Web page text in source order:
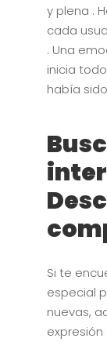
y plena .
cada
. Una
inicia
había
Si te
especial
nuevas,